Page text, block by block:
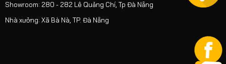
Showroom: 280 - 282 Lê Quảng Chí, Tp Đà Nẵng
Nhà xưởng: Xã Bà Nà, TP. Đà Nẵng